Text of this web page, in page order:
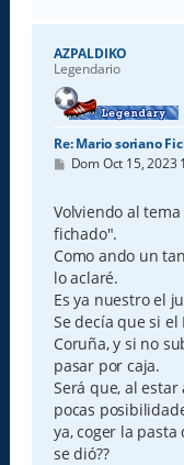
AZPALDIKO
Legendario
Re: Mario soriano
M
s
a
j
e
Dom Oct 15, 2023
Volviendo al
fichado".
Como ando un
lo aclaré.
Es ya nuestro el
Se decía que si
Coruña, y si no
pasar por caja.
Será que, al
pocas
ya, coger la pasta
se dió??